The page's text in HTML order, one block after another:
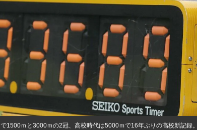
1500ｍと3000ｍの2冠、高校時代は5000ｍで16年ぶりの高校新記録